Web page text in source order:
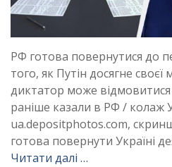
РФ готова повернутися до
того, як Путін досягне своєї
диктатор може відмовитися
раніше казали в РФ / колаж
ua.depositphotos.com,
готова повернути Україні
Читати далі …